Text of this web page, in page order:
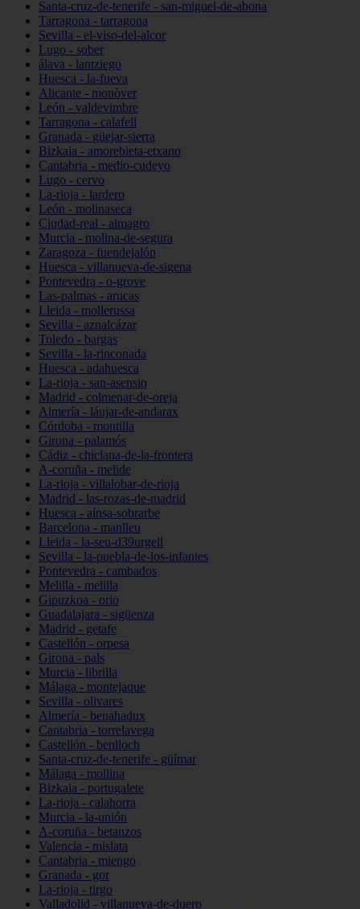
Santa-cruz-de-tenerife - san-miguel-de-abona
Tarragona - tarragona
Sevilla - el-viso-del-alcor
Lugo - sober
álava - lantziego
Huesca - la-fueva
Alicante - monòver
León - valdevimbre
Tarragona - calafell
Granada - güejar-sierra
Bizkaia - amorebieta-etxano
Cantabria - medio-cudeyo
Lugo - cervo
La-rioja - lardero
León - molinaseca
Ciudad-real - almagro
Murcia - molina-de-segura
Zaragoza - fuendejalón
Huesca - villanueva-de-sigena
Pontevedra - o-grove
Las-palmas - arucas
Lleida - mollerussa
Sevilla - aznalcázar
Toledo - bargas
Sevilla - la-rinconada
Huesca - adahuesca
La-rioja - san-asensio
Madrid - colmenar-de-oreja
Almería - láujar-de-andarax
Córdoba - montilla
Girona - palamós
Cádiz - chiclana-de-la-frontera
A-coruña - melide
La-rioja - villalobar-de-rioja
Madrid - las-rozas-de-madrid
Huesca - aínsa-sobrarbe
Barcelona - manlleu
Lleida - la-seu-d39urgell
Sevilla - la-puebla-de-los-infantes
Pontevedra - cambados
Melilla - melilla
Gipuzkoa - orio
Guadalajara - sigüenza
Madrid - getafe
Castellón - orpesa
Girona - pals
Murcia - librilla
Málaga - montejaque
Sevilla - olivares
Almería - benahadux
Cantabria - torrelavega
Castellón - benlloch
Santa-cruz-de-tenerife - güímar
Málaga - mollina
Bizkaia - portugalete
La-rioja - calahorra
Murcia - la-unión
A-coruña - betanzos
Valencia - mislata
Cantabria - miengo
Granada - gor
La-rioja - tirgo
Valladolid - villanueva-de-duero